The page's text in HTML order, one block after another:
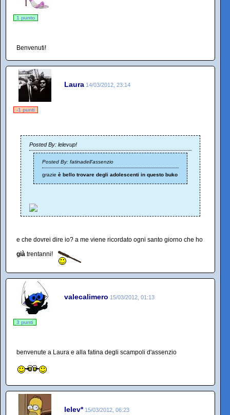
1 punto
Benvenuti!
Laura 14/03/2012, 23:14
-1 punti
Posted By: lelevup!
Posted By: fatinadell'assenzio
grazie è bello trovare degli adolescenti in questo buko
e che dovrei dire io? a me viene ricordato ogni santo giorno che ho
già trentanni!
valecalimero 15/03/2012, 01:13
3 punti
benvenute a Laura e alla fatina degli scampoli d'assenzio
lelev* 15/03/2012, 06:23